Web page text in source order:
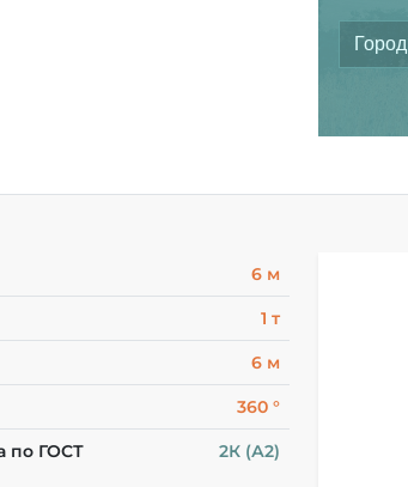
6 м
1 т
6 м
360 °
по ГОСТ
2К (А2)